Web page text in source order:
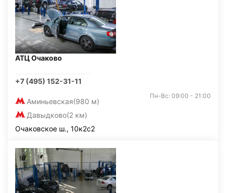
АТЦ Очаково
+7 (495) 152-31-11
Аминьевская(980 м)
Давыдково(2 км)
Пн-Вс: 09:00 - 21:00
Очаковское ш., 10к2с2